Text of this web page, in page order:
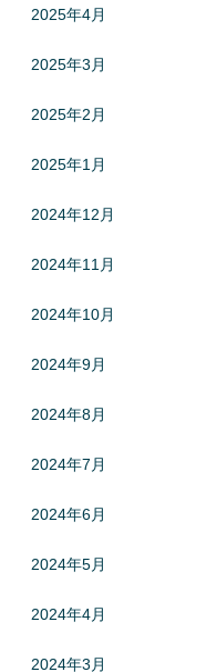
2025年4月
2025年3月
2025年2月
2025年1月
2024年12月
2024年11月
2024年10月
2024年9月
2024年8月
2024年7月
2024年6月
2024年5月
2024年4月
2024年3月